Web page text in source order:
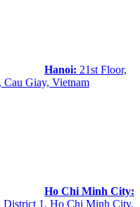
Hanoi: 21st Floor,
Giay, Vietnam
Ho Chi Minh City:
District 1, Ho Chi Minh City,